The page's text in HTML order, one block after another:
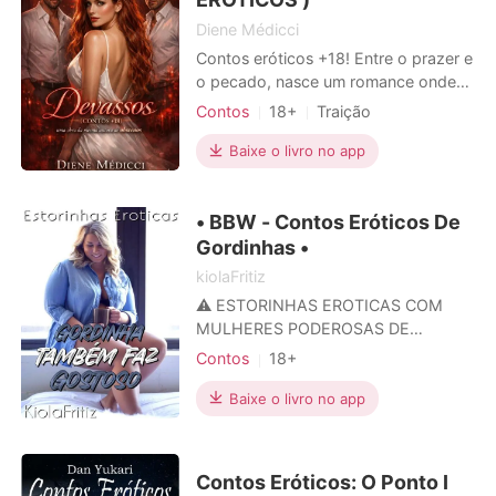
SERA DESCART
Diene Médicci
Contos eróticos +18! Entre o prazer e
o pecado, nasce um romance onde
cada desejo é uma tentação e cada
Contos 18+
Traição
Relacionamento secreto
Paixão / Erótica
Baixe o livro no app
• BBW - Contos Eróticos De
Gordinhas •
kiolaFritiz
⚠️ ESTORINHAS EROTICAS COM
MULHERES PODEROSAS DE
MANEQUIM AVANTAJADO ⚠️ 🔥
GOSTOSO 🔥 ✔️ Todos os contos
envolvem mulheres gordinhas ✔️
bem detalhas. [ OBS: ⚠️‼️ CADA
Contos
18+
Relacionamento secreto
Triangulo amoroso
Baixe o livro no app
Contos Eróticos: O Ponto I